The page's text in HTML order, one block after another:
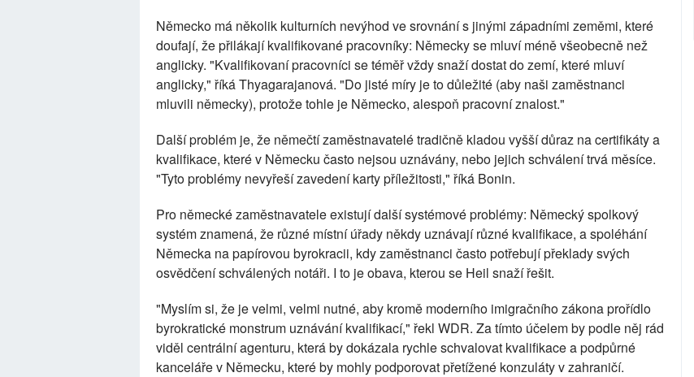
Německo má několik kulturních nevýhod ve srovnání s jinými západními zeměmi, které
doufají, že přilákají kvalifikované pracovníky: Německy se mluví méně všeobecně než
anglicky. "Kvalifikovaní pracovníci se téměř vždy snaží dostat do zemí, které mluví
anglicky," říká Thyagarajanová. "Do jisté míry je to důležité (aby naši zaměstnanci
mluvili německy), protože tohle je Německo, alespoň pracovní znalost."
Další problém je, že němečtí zaměstnavatelé tradičně kladou vyšší důraz na certifikáty a
kvalifikace, které v Německu často nejsou uznávány, nebo jejich schválení trvá měsíce.
"Tyto problémy nevyřeší zavedení karty příležitosti," říká Bonin.
Pro německé zaměstnavatele existují další systémové problémy: Německý spolkový
systém znamená, že různé místní úřady někdy uznávají různé kvalifikace, a spoléhání
Německa na papírovou byrokracii, kdy zaměstnanci často potřebují překlady svých
osvědčení schválených notáři. I to je obava, kterou se Heil snaží řešit.
"Myslím si, že je velmi, velmi nutné, aby kromě moderního imigračního zákona prořídlo
byrokratické monstrum uznávání kvalifikací," řekl WDR. Za tímto účelem by podle něj rád
viděl centrální agenturu, která by dokázala rychle schvalovat kvalifikace a podpůrné
kanceláře v Německu, které by mohly podporovat přetížené konzuláty v zahraničí.